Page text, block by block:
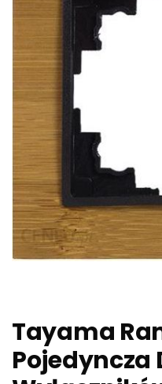
Tayama
Pojedyncza